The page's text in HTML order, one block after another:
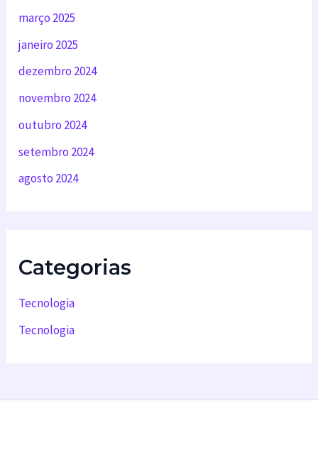
março 2025
janeiro 2025
dezembro 2024
novembro 2024
outubro 2024
setembro 2024
agosto 2024
Categorias
Tecnologia
Tecnologia